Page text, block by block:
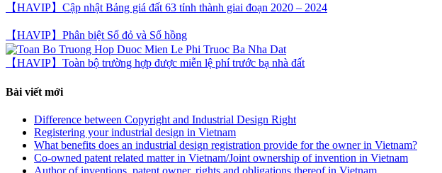
【HAVIP】Cập nhật Bảng giá đất 63 tỉnh thành giai đoạn 2020 – 2024
【HAVIP】Phân biệt Sổ đỏ và Sổ hồng
【HAVIP】Toàn bộ trường hợp được miễn lệ phí trước bạ nhà đất
Bài viết mới
Difference between Copyright and Industrial Design Right
Registering your industrial design in Vietnam
What benefits does an industrial design registration provide for the owner in Vietnam?
Co-owned patent related matter in Vietnam/Joint ownership of invention in Vietnam
Author of inventions, patent owner, rights and obligations thereof in Vietnam